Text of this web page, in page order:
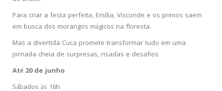
Para criar a festa perfeita, Emília, Visconde e os primos saem
em busca dos morangos mágicos na floresta.
Mas a divertida Cuca promete transformar tudo em uma
jornada cheia de surpresas, risadas e desafios
Até 20 de junho
Sábados às 16h